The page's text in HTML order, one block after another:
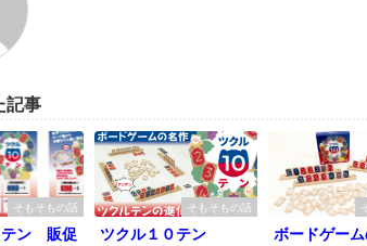
記事
そもそもの話
テン 販促
そもそもの話
ツクル１０テン
ボードゲー